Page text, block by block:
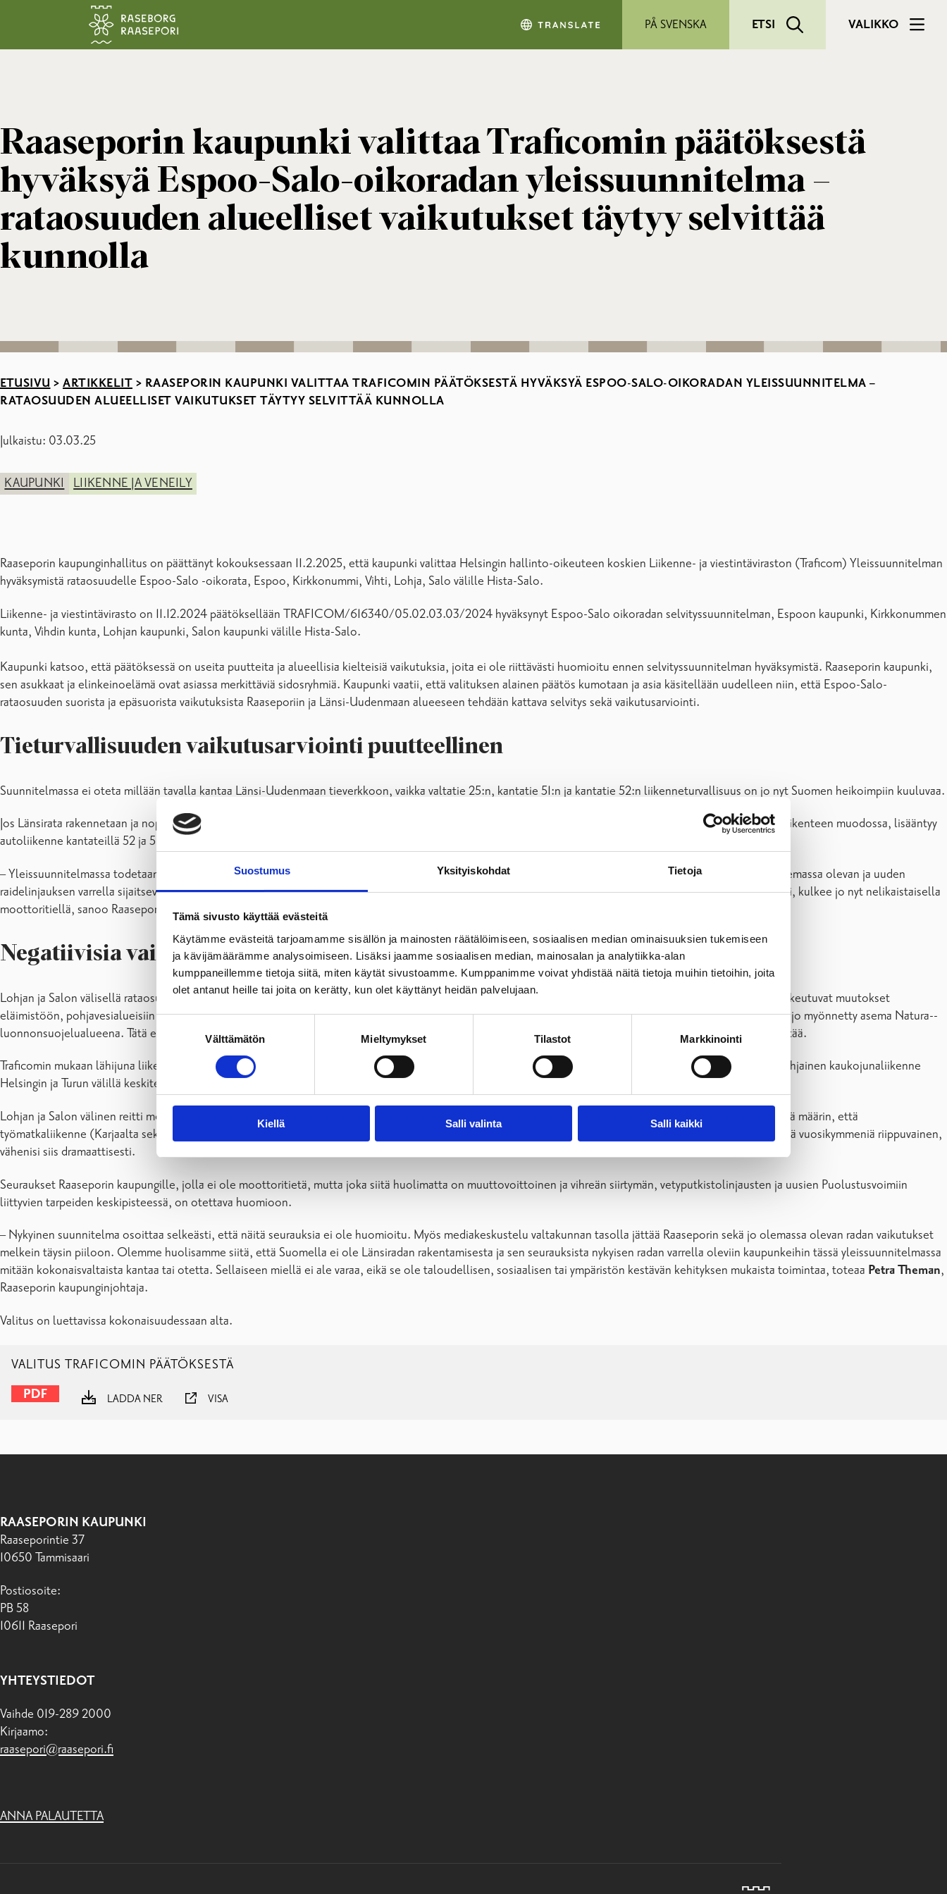
Suostumus Yksityiskohdat Tietoja
Tämä sivusto käyttää evästeitä
Käytämme evästeitä tarjoamamme sisällön ja mainosten räätälöimiseen, sosiaalisen median ominaisuuksien tukemiseen
ja kävijämäärämme analysoimiseen. Lisäksi jaamme sosiaalisen median, mainosalan ja analytiikka-alan
kumppaneillemme tietoja siitä, miten käytät sivustoamme. Kumppanimme voivat yhdistää näitä tietoja muihin tietoihin, joita
olet antanut heille tai joita on kerätty, kun olet käyttänyt heidän palvelujaan.
Välttämätön Mieltymykset Tilastot Markkinointi
Kiellä Salli valinta Salli kaikki
PÅ SVENSKA ETSI VALIKKO
Raaseporin kaupunki valittaa Traficomin päätöksestä
hyväksyä Espoo-Salo-oikoradan yleissuunnitelma –
rataosuuden alueelliset vaikutukset täytyy selvittää
kunnolla
ETUSIVU > ARTIKKELIT > RAASEPORIN KAUPUNKI VALITTAA TRAFICOMIN PÄÄTÖKSESTÄ HYVÄKSYÄ ESPOO-SALO-OIKORADAN YLEISSUUNNITELMA –
RATAOSUUDEN ALUEELLISET VAIKUTUKSET TÄYTYY SELVITTÄÄ KUNNOLLA
Julkaistu: 03.03.25
KAUPUNKI LIIKENNE JA VENEILY
Raaseporin kaupunginhallitus on päättänyt kokouksessaan 11.2.2025, että kaupunki valittaa Helsingin hallinto-oikeuteen koskien Liikenne- ja viestintäviraston (Traficom) Yleissuunnitelman
hyväksymistä rataosuudelle Espoo-Salo -oikorata, Espoo, Kirkkonummi, Vihti, Lohja, Salo välille Hista-Salo.
Liikenne- ja viestintävirasto on 11.12.2024 päätöksellään TRAFICOM/616340/05.02.03.03/2024 hyväksynyt Espoo-Salo oikoradan selvityssuunnitelman, Espoon kaupunki, Kirkkonummen
kunta, Vihdin kunta, Lohjan kaupunki, Salon kaupunki välille Hista-Salo.
Kaupunki katsoo, että päätöksessä on useita puutteita ja alueellisia kielteisiä vaikutuksia, joita ei ole riittävästi huomioitu ennen selvityssuunnitelman hyväksymistä. Raaseporin kaupunki,
sen asukkaat ja elinkeinoelämä ovat asiassa merkittäviä sidosryhmiä. Kaupunki vaatii, että valituksen alainen päätös kumotaan ja asia käsitellään uudelleen niin, että Espoo-Salo-
rataosuuden suorista ja epäsuorista vaikutuksista Raaseporiin ja Länsi-Uudenmaan alueeseen tehdään kattava selvitys sekä vaikutusarviointi.
Tieturvallisuuden vaikutusarviointi puutteellinen
Suunnitelmassa ei oteta millään tavalla kantaa Länsi-Uudenmaan tieverkkoon, vaikka valtatie 25:n, kantatie 51:n ja kantatie 52:n liikenneturvallisuus on jo nyt Suomen heikoimpiin kuuluvaa.
Jos Länsirata rakennetaan ja nopean henkilöjunaliikenteen tarjonta Rantaradalla käytännössä lakkaa, sekä nopeudet laskevat mahdollisen korvaavan lähijunaliikenteen muodossa, lisääntyy
autoliikenne kantateillä 52 ja 51 sekä valtatiellä 25.
– Yleissuunnitelmassa todetaan ainoastaan, että ”autoliikenne lisääntyy”, eikä oteta kantaa mihinkään muihin toimenpiteisiin tai vaikutuksiin. Tämä ajaa jo olemassa olevan ja uuden
raidelinjauksen varrella sijaitsevat kunnat erittäin epätasa-arvoiseen tilanteeseen, sillä Helsingin ja Turun välinen tieliikenne, mukaan lukien Salo, Lohja ja Vihti, kulkee jo nyt nelikaistaisella
moottoritiellä, sanoo Raaseporin kaupunginhallituksen puheenjohtaja
Negatiivisia vaikutuksia sekä taloudelle että ympäristölle
Lohjan ja Salon välisellä rataosuudella on poikkeuksellisen suuria kielteisiä ympäristövaikutuksia sekä rakentamisvaiheessa että kun osuus valmistuu. Tähän lukeutuvat muutokset
eläimistöön, pohjavesialueisiin ja ilmastoon, jotka ulottuvat myös Lohjan ja Salon naapurikaupunki Raaseporiin. Rataosuus vaikuttaa lisäksi alueisiin, joille on jo myönnetty asema Natura-­
luonnonsuojelualueena. Tätä ei voida millään tavalla pitää ohitettavana asiana, kun ratalinjaukselle on jo olemassa oleva vaihtoehto, jolla tämä voitaisiin välttää.
Traficomin mukaan lähijuna liikenteen kustannukset rahoitetaan tulevaisuudessa suurelta osin kuntien toimesta. VR:n tietojen mukaan myös koko markkinapohjainen kaukojunaliikenne
Helsingin ja Turun välillä keskitetään Länsirajalle, jos rata rakennetaan kokonaisuudessaan.
Lohjan ja Salon välinen reitti merkitsisi käytännössä Raaseporille tulevaisuutta, jossa kaukojunaliikenne lakkaa. Junamatkat hidastuisivat lähijuna matkoina siinä määrin, että
työmatkaliikenne (Karjaalta sekä Turkuun että Helsinkiin) muuttuisi epähoukuttelevaksi vaihtoehdoksi, ja kaikki henkilöliikenne kaupungista, joka on ollut siitä vuosikymmeniä riippuvainen,
vähenisi siis dramaattisesti.
Seuraukset Raaseporin kaupungille, jolla ei ole moottoritietä, mutta joka siitä huolimatta on muuttovoittoinen ja vihreän siirtymän, vetyputkistolinjausten ja uusien Puolustusvoimiin
liittyvien tarpeiden keskipisteessä, on otettava huomioon.
– Nykyinen suunnitelma osoittaa selkeästi, että näitä seurauksia ei ole huomioitu. Myös mediakeskustelu valtakunnan tasolla jättää Raaseporin sekä jo olemassa olevan radan vaikutukset
melkein täysin piiloon. Olemme huolisamme siitä, että Suomella ei ole Länsiradan rakentamisesta ja sen seurauksista nykyisen radan varrella oleviin kaupunkeihin tässä yleissuunnitelmassa
mitään kokonaisvaltaista kantaa tai otetta. Sellaiseen miellä ei ale varaa, eikä se ole taloudellisen, sosiaalisen tai ympäristön kestävän kehityksen mukaista toimintaa, toteaa Petra Theman,
Raaseporin kaupunginjohtaja.
Valitus on luettavissa kokonaisuudessaan alta.
VALITUS TRAFICOMIN PÄÄTÖKSESTÄ
LADDA NER VISA
RAASEPORIN KAUPUNKI
Raaseporintie 37
10650 Tammisaari
Postiosoite:
PB 58
10611 Raasepori
YHTEYSTIEDOT
Vaihde 019-289 2000
Kirjaamo:
raasepori@raasepori.fi
ANNA PALAUTETTA